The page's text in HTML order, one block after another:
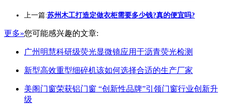
上一篇:苏州木工打造定做衣柜需要多少钱?真的便宜吗?
更多»您可能感兴趣的文章:
广州明慧科研级荧光显微镜应用于沥青荧光检测
新型高效重型细碎机该如何选择合适的生产厂家
美阁门窗荣获铝门窗 “创新性品牌”引领门窗行业创新升
级